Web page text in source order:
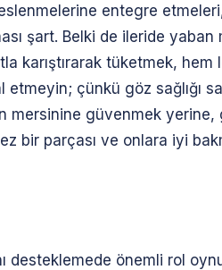
entegre etmeleri,
şart. Belki de ileride yaban
karıştırarak tüketmek, hem
çünkü göz sağlığı
mersinine güvenmek yerine,
bir parçası ve onlara iyi
desteklemede önemli rol